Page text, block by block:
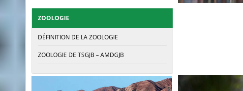
ZOOLOGIE
DÉFINITION DE LA ZOOLOGIE
ZOOLOGIE DE TSGJB – AMDGJB